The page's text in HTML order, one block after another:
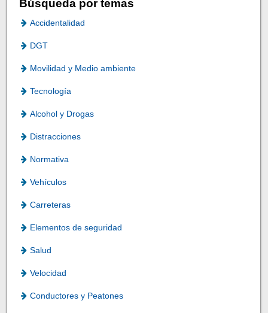
Búsqueda por temas
Accidentalidad
DGT
Movilidad y Medio ambiente
Tecnología
Alcohol y Drogas
Distracciones
Normativa
Vehículos
Carreteras
Elementos de seguridad
Salud
Velocidad
Conductores y Peatones